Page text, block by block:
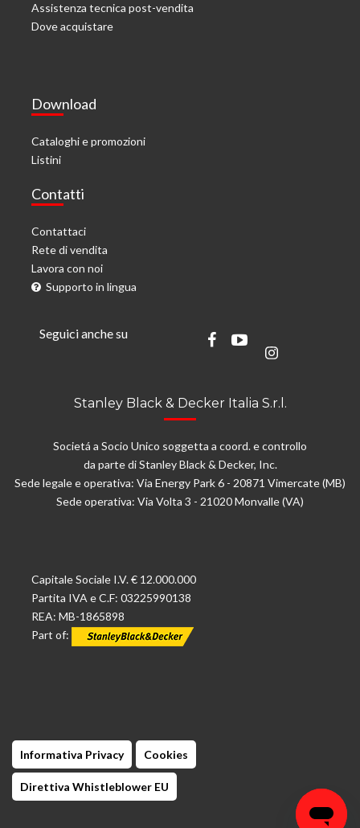
Assistenza tecnica post-vendita
Dove acquistare
Download
Cataloghi e promozioni
Listini
Contatti
Contattaci
Rete di vendita
Lavora con noi
Supporto in lingua
Seguici anche su
Stanley Black & Decker Italia S.r.l.
Societá a Socio Unico soggetta a coord. e controllo
da parte di Stanley Black & Decker, Inc.
Sede legale e operativa: Via Energy Park 6 - 20871 Vimercate (MB)
Sede operativa: Via Volta 3 - 21020 Monvalle (VA)
Capitale Sociale I.V. € 12.000.000
Partita IVA e C.F: 03225990138
REA: MB-1865898
Part of:
Informativa Privacy Cookies
Direttiva Whistleblower EU